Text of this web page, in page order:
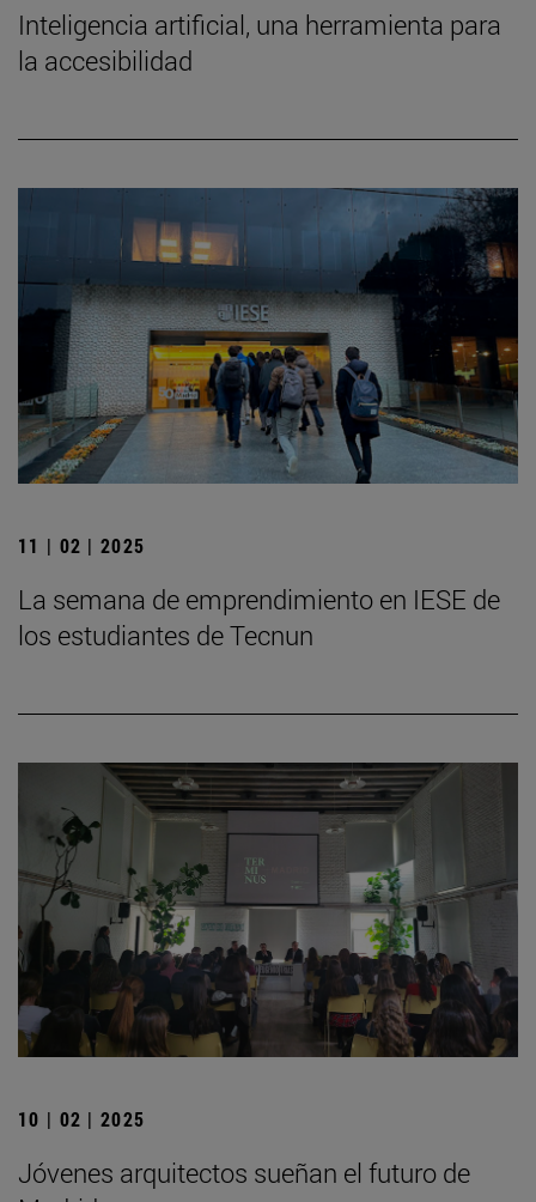
Inteligencia artificial, una herramienta para
la accesibilidad
11 | 02 | 2025
La semana de emprendimiento en IESE de
los estudiantes de Tecnun
10 | 02 | 2025
Jóvenes arquitectos sueñan el futuro de